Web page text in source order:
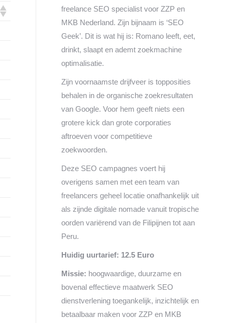
freelance SEO specialist voor ZZP en
MKB Nederland. Zijn bijnaam is ‘SEO
Geek’. Dit is wat hij is: Romano leeft, eet,
drinkt, slaapt en ademt zoekmachine
optimalisatie.
Zijn voornaamste drijfveer is topposities
behalen in de organische zoekresultaten
van Google. Voor hem geeft niets een
grotere kick dan grote corporaties
aftroeven voor competitieve
zoekwoorden.
Deze SEO campagnes voert hij
overigens samen met een team van
freelancers geheel locatie onafhankelijk uit
als zijnde digitale nomade vanuit tropische
oorden variërend van de Filipijnen tot aan
Peru.
Huidig uurtarief: 12.5 Euro
Missie: hoogwaardige, duurzame en
bovenal effectieve maatwerk SEO
dienstverlening toegankelijk, inzichtelijk en
betaalbaar maken voor ZZP en MKB